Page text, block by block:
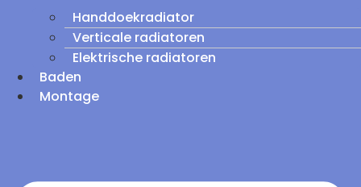
Handdoekradiator
Verticale radiatoren
Elektrische radiatoren
Baden
Montage